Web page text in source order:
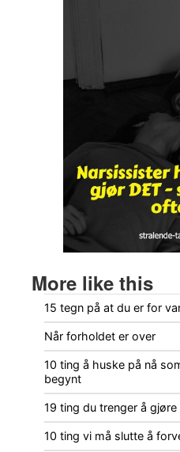
More like this
15 tegn på at du er for
Når forholdet er over
10 ting å huske på nå
begynt
19 ting du trenger å
10 ting vi må slutte å